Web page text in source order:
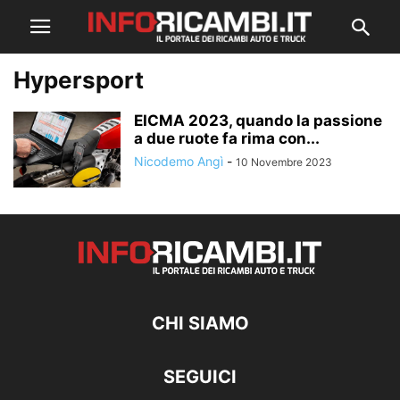
Hypersport
EICMA 2023, quando la passione
a due ruote fa rima con...
Nicodemo Angì - 10 Novembre 2023
CHI SIAMO
SEGUICI